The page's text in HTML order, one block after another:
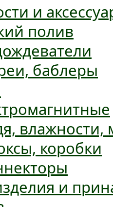
и
полив
баблеры
влажности,
коробки
и